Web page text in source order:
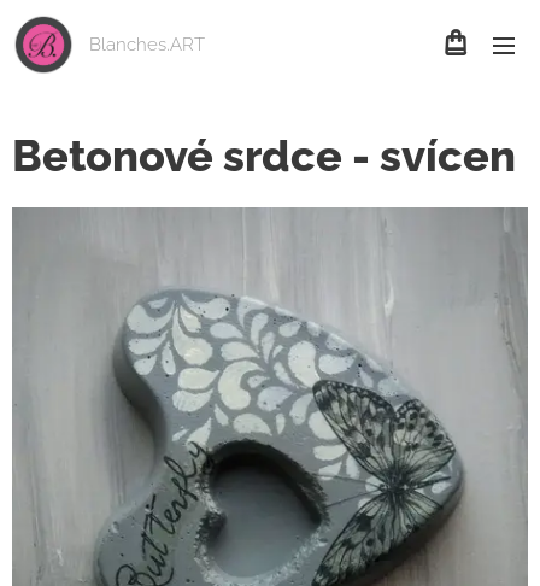
Blanches.ART
Betonové srdce - svícen